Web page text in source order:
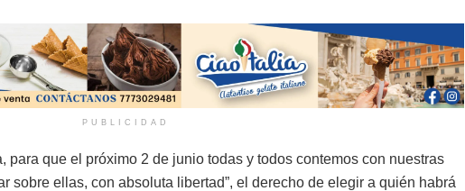
PUBLICIDAD
para que el próximo 2 de junio todas y todos contemos con nuestras
sobre ellas, con absoluta libertad”, el derecho de elegir a quién habrá